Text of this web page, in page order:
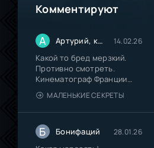
Комментируют
А Артурий, кинокритик из Паттайи. 14.02.26
Какой то бред мерзкий.
Противно смотреть.
Кинематограф Франции
окончательно
МАЛЕНЬКИЕ СЕКРЕТЫ
Б Бонифаций 28.01.26